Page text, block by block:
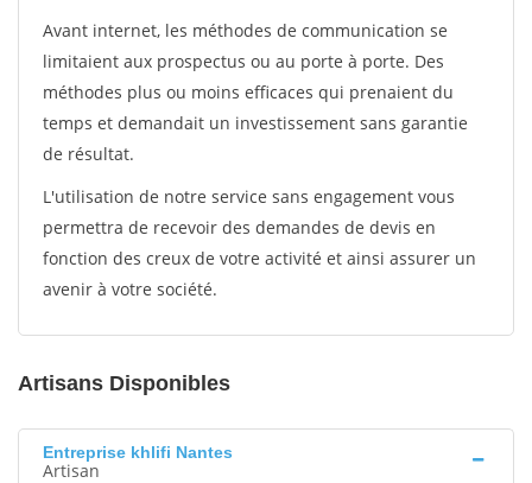
Avant internet, les méthodes de communication se
limitaient aux prospectus ou au porte à porte. Des
méthodes plus ou moins efficaces qui prenaient du
temps et demandait un investissement sans garantie
de résultat.
L'utilisation de notre service sans engagement vous
permettra de recevoir des demandes de devis en
fonction des creux de votre activité et ainsi assurer un
avenir à votre société.
Artisans Disponibles
Entreprise khlifi Nantes
Artisan